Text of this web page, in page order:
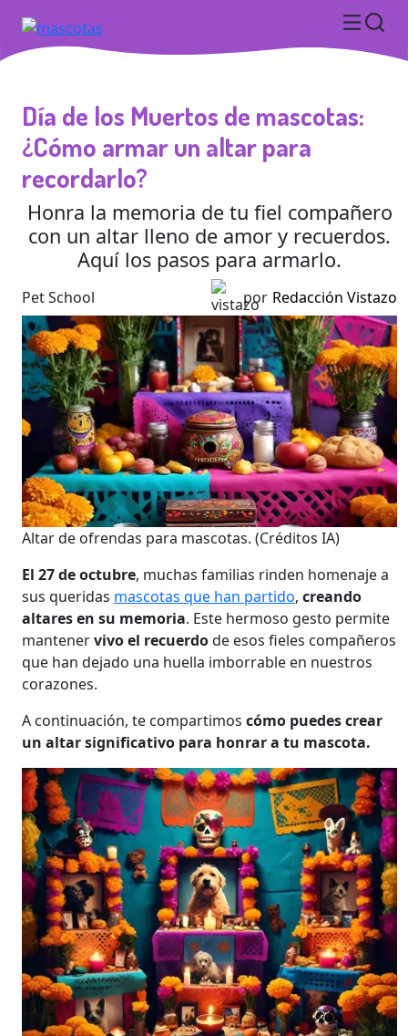
Día de los Muertos de mascotas:
¿Cómo armar un altar para
recordarlo?
Honra la memoria de tu fiel compañero
con un altar lleno de amor y recuerdos.
Aquí los pasos para armarlo.
Pet School por Redacción Vistazo
Altar de ofrendas para mascotas. (Créditos IA)
El 27 de octubre, muchas familias rinden homenaje a
sus queridas mascotas que han partido, creando
altares en su memoria. Este hermoso gesto permite
mantenervivo el recuerdode esos fieles compañeros
que han dejado una huella imborrable en nuestros
corazones.
A continuación, te compartimos cómo puedes crear
un altar significativo para honrar a tu mascota.